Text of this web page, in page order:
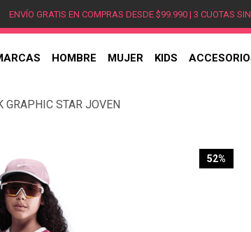
ENVÍO GRATIS EN COMPRAS DESDE $99.990 | 3 CUOTAS
HOMBRE MUJER KIDS
GRAPHIC STAR JOVEN
52%